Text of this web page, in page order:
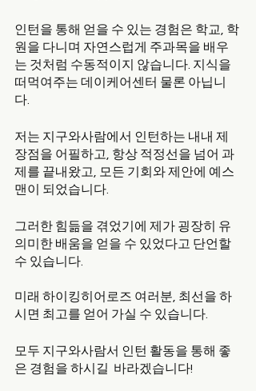
인턴을 통해 얻을 수 있는 경험은 학교, 학
원을 다니며 자연스럽게 주과목을 배우
는 것처럼 수동적이지 않습니다. 지식을
떠먹여주는 데이케어센터 물론 아닙니
다.
저는 지구와사람에서 인턴하는 내내 제
장점을 어필하고, 항상 적정선을 넘어 과
제를 끝내왔고, 모든 기회와 제안에 예스
맨이 되었습니다.
그러한 힘듦을 겪었기에 제가 굉장히 유
의미한 배움을 얻을 수 있었다고 단언할
수 있습니다.
미래 하이킹히어로즈 여러분, 최선을 하
시면 최고를 얻어 가실 수 있습니다.
모두 지구와사람서 인턴 활동을 통해 좋
은 경험을 하시길  바라겠습니다!